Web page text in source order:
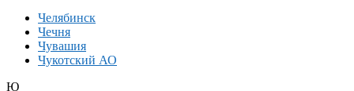
Челябинск
Чечня
Чувашия
Чукотский АО
Ю